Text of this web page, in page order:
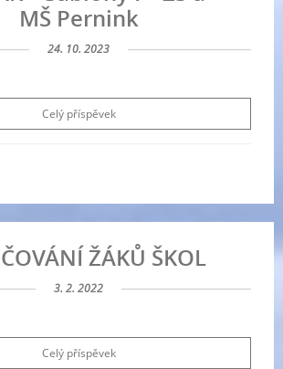
MŠ Pernink
24. 10. 2023
Celý příspěvek
ŽÁKŮ ŠKOL
3. 2. 2022
Celý příspěvek